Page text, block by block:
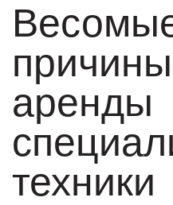
аренды
техники